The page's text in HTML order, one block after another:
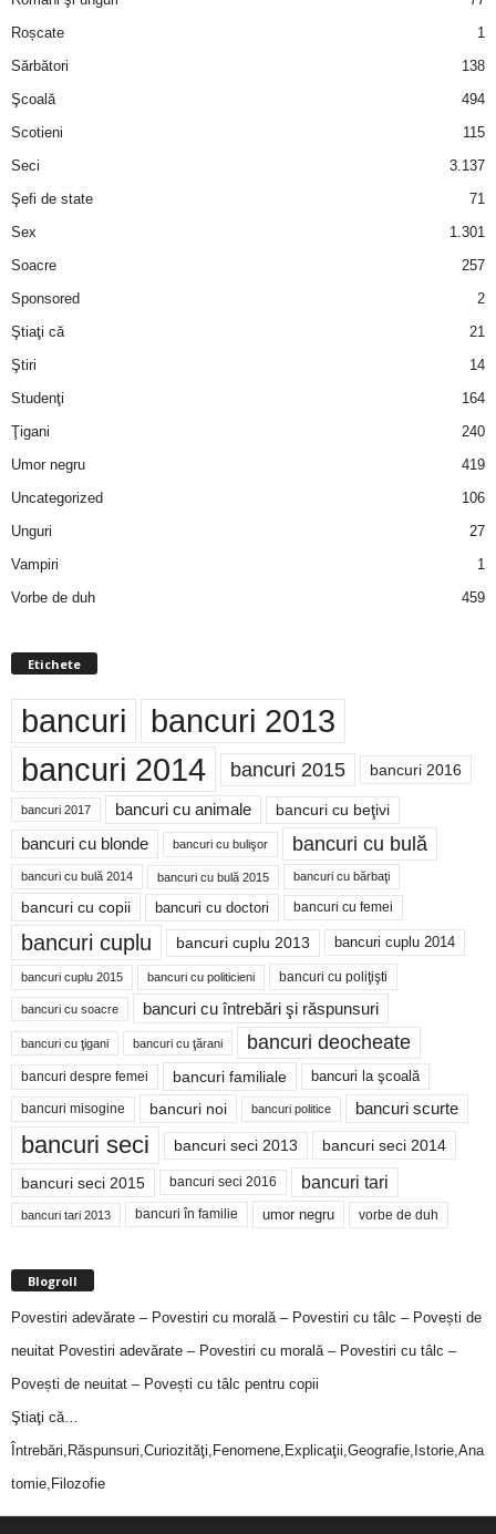
Roșcate
1
Sărbători
138
Şcoală
494
Scotieni
115
Seci
3.137
Şefi de state
71
Sex
1.301
Soacre
257
Sponsored
2
Ştiaţi că
21
Ştiri
14
Studenţi
164
Ţigani
240
Umor negru
419
Uncategorized
106
Unguri
27
Vampiri
1
Vorbe de duh
459
Etichete
bancuri bancuri 2013
bancuri 2014 bancuri 2015 bancuri 2016
bancuri 2017 bancuri cu animale bancuri cu beţivi
bancuri cu blonde bancuri cu bulişor bancuri cu bulă
bancuri cu bulă 2014 bancuri cu bulă 2015 bancuri cu bărbaţi
bancuri cu copii bancuri cu doctori bancuri cu femei
bancuri cuplu bancuri cuplu 2013 bancuri cuplu 2014
bancuri cuplu 2015 bancuri cu politicieni bancuri cu poliţişti
bancuri cu soacre bancuri cu întrebări şi răspunsuri
bancuri cu ţigani bancuri cu ţărani bancuri deocheate
bancuri despre femei bancuri familiale bancuri la şcoală
bancuri misogine bancuri noi bancuri politice bancuri scurte
bancuri seci bancuri seci 2013 bancuri seci 2014
bancuri seci 2015 bancuri seci 2016 bancuri tari
bancuri tari 2013 bancuri în familie umor negru vorbe de duh
Blogroll
Povestiri adevărate – Povestiri cu morală – Povestiri cu tâlc – Povești de
neuitat Povestiri adevărate – Povestiri cu morală – Povestiri cu tâlc –
Povești de neuitat – Povești cu tâlc pentru copii
Ştiaţi că…
Întrebări,Răspunsuri,Curiozităţi,Fenomene,Explicaţii,Geografie,Istorie,Ana
tomie,Filozofie